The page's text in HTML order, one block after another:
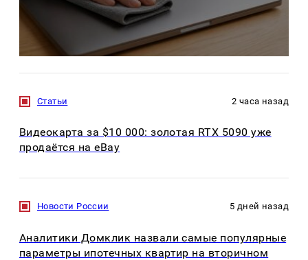
Статьи 2 часа назад
Видеокарта за $10 000: золотая RTX 5090 уже
продаётся на eBay
Новости России 5 дней назад
Аналитики Домклик назвали самые популярные
параметры ипотечных квартир на вторичном